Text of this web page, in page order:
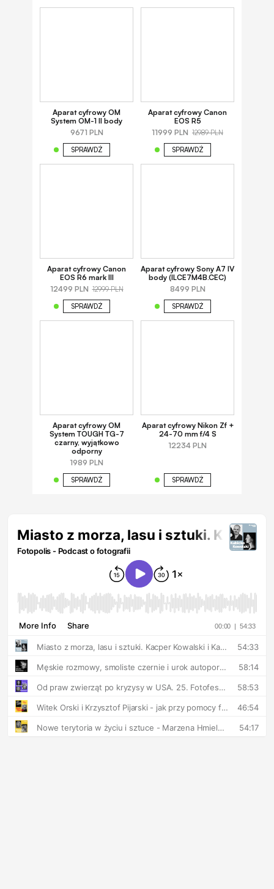
Aparat cyfrowy OM
System OM-1 II body
9671 PLN
SPRAWDŹ
Aparat cyfrowy Canon
EOS R5
11999 PLN 12989 PLN
SPRAWDŹ
Aparat cyfrowy Canon
EOS R6 mark III
12499 PLN 12999 PLN
SPRAWDŹ
Aparat cyfrowy Sony A7 IV
body (ILCE7M4B.CEC)
8499 PLN
SPRAWDŹ
Aparat cyfrowy OM
System TOUGH TG-7
czarny, wyjątkowo
odporny
1989 PLN
SPRAWDŹ
Aparat cyfrowy Nikon Zf +
24-70 mm f/4 S
12234 PLN
SPRAWDŹ